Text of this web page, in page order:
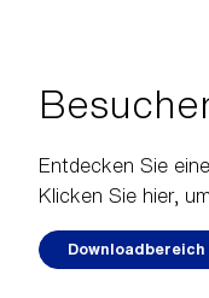
Entdecken Sie
Klicken Sie hier,
Downloadbereich